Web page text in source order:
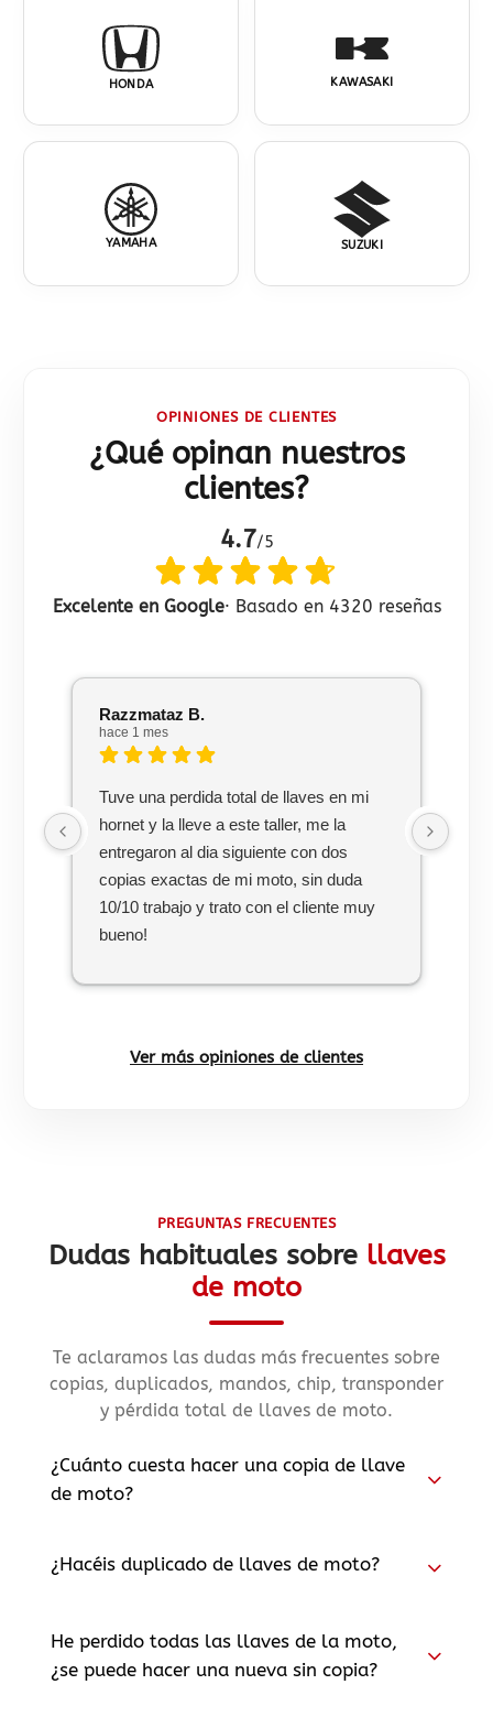
HONDA KAWASAKI
YAMAHA SUZUKI
OPINIONES DE CLIENTES
¿Qué opinan nuestros
clientes?
4.7/5
Excelente en Google· Basado en 4320 reseñas
Razzmataz B.
hace 1 mes
Tuve una perdida total de llaves en mi
hornet y la lleve a este taller, me la
entregaron al dia siguiente con dos
copias exactas de mi moto, sin duda
10/10 trabajo y trato con el cliente muy
bueno!
Ver más opiniones de clientes
PREGUNTAS FRECUENTES
Dudas habituales sobre llaves
de moto
Te aclaramos las dudas más frecuentes sobre
copias, duplicados, mandos, chip, transponder
y pérdida total de llaves de moto.
¿Cuánto cuesta hacer una copia de llave
de moto?
¿Hacéis duplicado de llaves de moto?
He perdido todas las llaves de la moto,
¿se puede hacer una nueva sin copia?